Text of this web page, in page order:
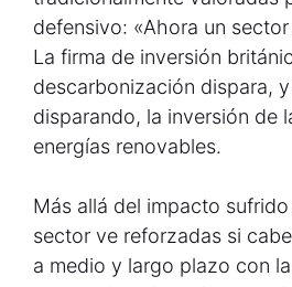
defensivo: «Ahora un
La firma de inversión
descarbonización dispara,
disparando, la inversión de
energías renovables.
Más allá del impacto
sector ve reforzadas si
a medio y largo plazo con